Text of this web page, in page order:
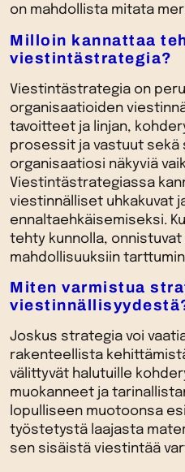
on mahdollista mitata
Milloin kannattaa
viestintästrategia?
Viestintästrategia on
organisaatioiden
tavoitteet ja linjan,
prosessit ja vastuut sekä
organisaatiosi näkyviä
Viestintästrategiassa
viestinnälliset uhkakuvat
ennaltaehkäisemiseksi.
tehty kunnolla,
mahdollisuuksiin
Miten varmistua
Joskus strategia voi
rakenteellista
välittyvät halutuille
muokanneet ja
lopulliseen muotoonsa
työstetystä laajasta
sen sisäistä viestintää